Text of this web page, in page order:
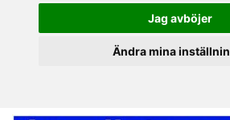
Jag avböjer
Ändra mina